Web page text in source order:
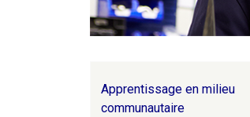
Page Navigation
Apprentissage en milieu
communautaire